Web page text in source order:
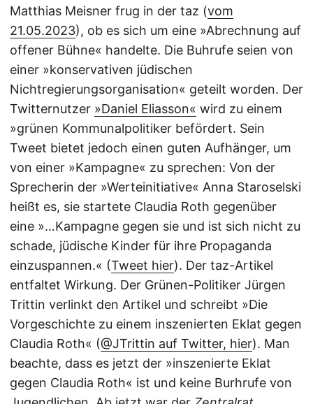
Matthias Meisner frug in der taz (vom
21.05.2023), ob es sich um eine »Abrechnung auf
offener Bühne« handelte. Die Buhrufe seien von
einer »konservativen jüdischen
Nichtregierungsorganisation« geteilt worden. Der
Twitternutzer »Daniel Eliasson« wird zu einem
»grünen Kommunalpolitiker befördert. Sein
Tweet bietet jedoch einen guten Aufhänger, um
von einer »Kampagne« zu sprechen: Von der
Sprecherin der »Werteinitiative« Anna Staroselski
heißt es, sie startete Claudia Roth gegenüber
eine »…Kampagne gegen sie und ist sich nicht zu
schade, jüdische Kinder für ihre Propaganda
einzuspannen.« (Tweet hier). Der taz-Artikel
entfaltet Wirkung. Der Grünen-Politiker Jürgen
Trittin verlinkt den Artikel und schreibt »Die
Vorgeschichte zu einem inszenierten Eklat gegen
Claudia Roth« (@JTrittin auf Twitter, hier). Man
beachte, dass es jetzt der »inszenierte Eklat
gegen Claudia Roth« ist und keine Burhrufe von